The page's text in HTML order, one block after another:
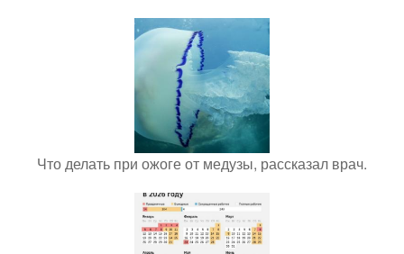
Что делать при ожоге от медузы, рассказал врач.